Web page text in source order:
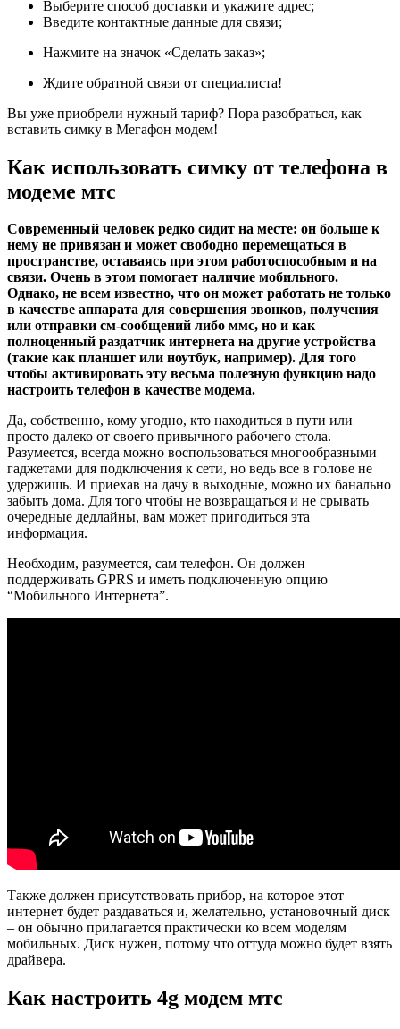
Выберите способ доставки и укажите адрес;
Введите контактные данные для связи;
Нажмите на значок «Сделать заказ»;
Ждите обратной связи от специалиста!
Вы уже приобрели нужный тариф? Пора разобраться, как
вставить симку в Мегафон модем!
Как использовать симку от телефона в
модеме мтс
Современный человек редко сидит на месте: он больше к
нему не привязан и может свободно перемещаться в
пространстве, оставаясь при этом работоспособным и на
связи. Очень в этом помогает наличие мобильного.
Однако, не всем известно, что он может работать не только
в качестве аппарата для совершения звонков, получения
или отправки см-сообщений либо ммс, но и как
полноценный раздатчик интернета на другие устройства
(такие как планшет или ноутбук, например). Для того
чтобы активировать эту весьма полезную функцию надо
настроить телефон в качестве модема.
Да, собственно, кому угодно, кто находиться в пути или
просто далеко от своего привычного рабочего стола.
Разумеется, всегда можно воспользоваться многообразными
гаджетами для подключения к сети, но ведь все в голове не
удержишь. И приехав на дачу в выходные, можно их банально
забыть дома. Для того чтобы не возвращаться и не срывать
очередные дедлайны, вам может пригодиться эта
информация.
Необходим, разумеется, сам телефон. Он должен
поддерживать GPRS и иметь подключенную опцию
“Мобильного Интернета”.
Также должен присутствовать прибор, на которое этот
интернет будет раздаваться и, желательно, установочный диск
– он обычно прилагается практически ко всем моделям
мобильных. Диск нужен, потому что оттуда можно будет взять
драйвера.
Как настроить 4g модем мтс